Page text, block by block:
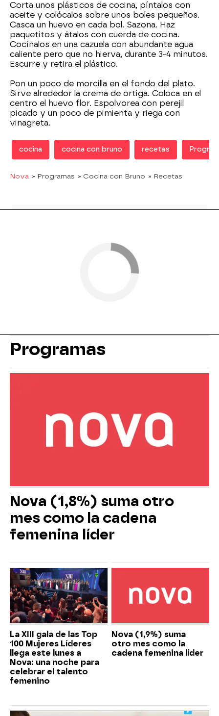
Corta unos plásticos de cocina, píntalos con
aceite y colócalos sobre unos boles pequeños.
Casca un huevo en cada bol. Sazona. Haz
paquetitos y átalos con cuerda de cocina.
Cocínalos en una cazuela con abundante agua
caliente pero que no hierva, durante 3-4 minutos.
Escurre y retira el plástico.
Pon un poco de morcilla en el fondo del plato.
Sirve alrededor la crema de ortiga. Coloca en el
centro el huevo flor. Espolvorea con perejil
picado y un poco de pimienta y riega con
vinagreta.
cocina cocina con bruno recetas
Nova » Programas » Cocina con Bruno » Recetas
Programas
Nova (1,8%) suma otro
mes como la cadena
femenina líder
La XIII gala de las Top
100 Mujeres Líderes
llega este lunes a
Nova: una noche para
celebrar el talento
femenino
Nova (1,9%) suma
otro mes como la
cadena femenina líder